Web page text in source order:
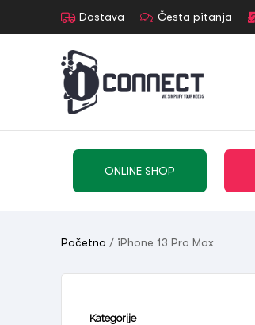
Dostava Česta pitanja
ONLINE SHOP
Početna / iPhone 13 Pro Max
Kategorije